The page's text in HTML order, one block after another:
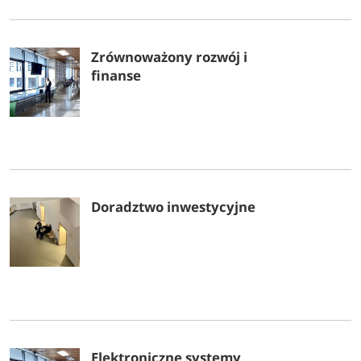
Częstochowa
Politechnika Częstochowska
Uniwersytet Jana Długosza w Częstochowie
Elbląg
Gdańsk | Gdynia | Sopot
Akademia Marynarki Wojennej im. Bohaterów Westerplatte w Gdyni
Zrównoważony rozwój i
finanse
Doradztwo inwestycyjne
Elektroniczne systemy